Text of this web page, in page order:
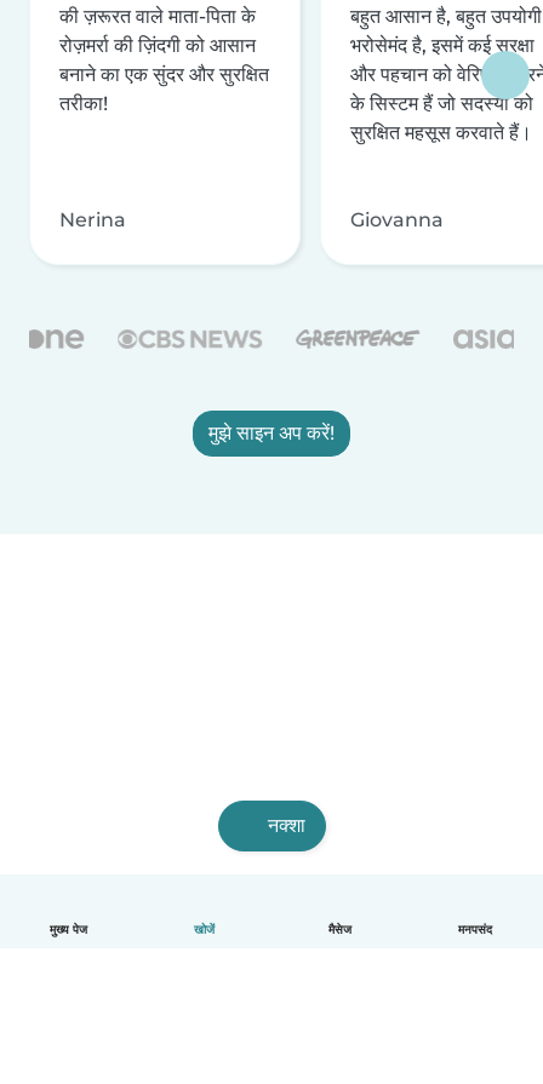
मुख्य पेज खोजें मैसेज मनपसंद
की ज़रूरत वाले माता-पिता के
रोज़मर्रा की ज़िंदगी को आसान
बनाने का एक सुंदर और सुरक्षित
तरीका!
Nerina
बहुत आसान है, बहुत
भरोसेमंद है, इसमें कई सुरक्षा
और पहचान को वेरिफ़ाई
के सिस्टम हैं जो सदस्यों को
सुरक्षित महसूस करवाते हैं।
Giovanna
मुझे साइन अप करें!
नक्शा